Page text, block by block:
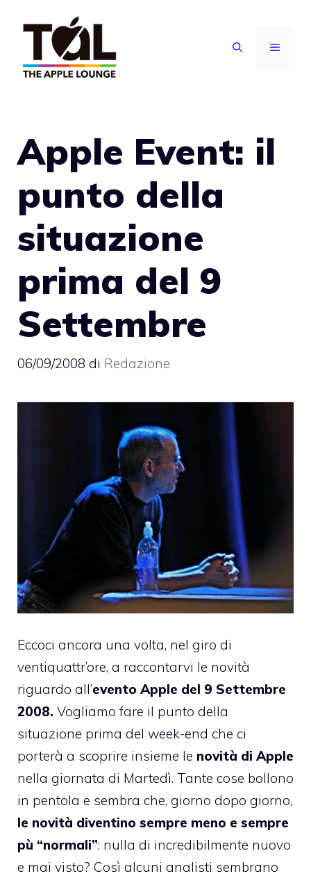
contenuto
MENU
Apple Event: il
punto della
situazione
prima del 9
Settembre
06/09/2008 di Redazione
Eccoci ancora una volta, nel giro di
ventiquattr’ore, a raccontarvi le novità
riguardo all’evento Apple del 9 Settembre
2008. Vogliamo fare il punto della
situazione prima del week-end che ci
porterà a scoprire insieme le novità di Apple
nella giornata di Martedì. Tante cose bollono
in pentola e sembra che, giorno dopo giorno,
le novità diventino sempre meno e sempre
pù “normali”: nulla di incredibilmente nuovo
e mai visto? Così alcuni analisti sembrano